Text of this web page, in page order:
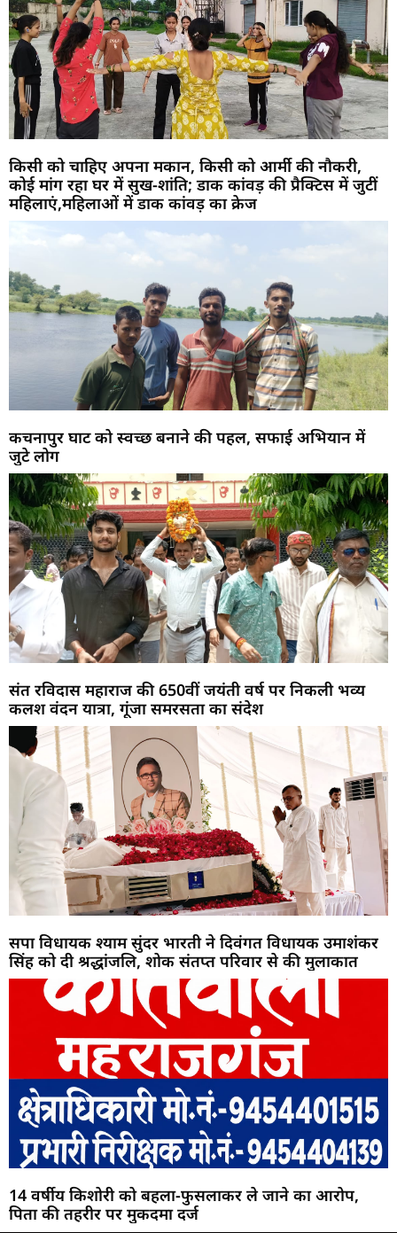
किसी को चाहिए अपना मकान, किसी को आर्मी की नौकरी,
कोई मांग रहा घर में सुख-शांति; डाक कांवड़ की प्रैक्टिस में जुटीं
महिलाएं,महिलाओं में डाक कांवड़ का क्रेज
कचनापुर घाट को स्वच्छ बनाने की पहल, सफाई अभियान में
जुटे लोग
संत रविदास महाराज की 650वीं जयंती वर्ष पर निकली भव्य
कलश वंदन यात्रा, गूंजा समरसता का संदेश
सपा विधायक श्याम सुंदर भारती ने दिवंगत विधायक उमाशंकर
सिंह को दी श्रद्धांजलि, शोक संतप्त परिवार से की मुलाकात
14 वर्षीय किशोरी को बहला-फुसलाकर ले जाने का आरोप,
पिता की तहरीर पर मुकदमा दर्ज